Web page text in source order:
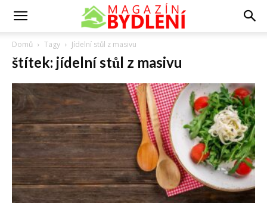
Domů Tagy Jídelní stůl z masivu
štítek: jídelní stůl z masivu